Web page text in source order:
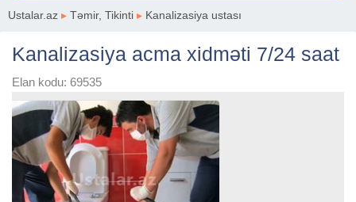
Ustalar.az ▸ Təmir, Tikinti ▸ Kanalizasiya ustası
Kanalizasiya acma xidməti 7/24 saat
Elan kodu: 69535